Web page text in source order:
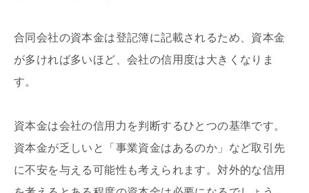
合同会社の資本金は登記簿に記載されるため、資本金
が多ければ多いほど、会社の信用度は大きくなりま
す。
資本金は会社の信用力を判断するひとつの基準です。
資本金が乏しいと「事業資金はあるのか」など取引先
に不安を与える可能性も考えられます。対外的な信用